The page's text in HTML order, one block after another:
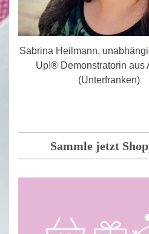
Sabrina Heilmann,
Up!® Demonstratorin aus
(Unterfranken)
Sammle jetzt